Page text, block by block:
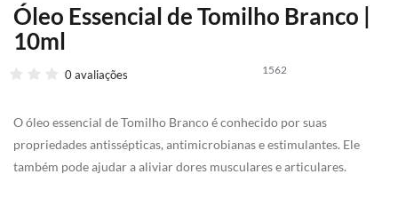
Óleo Essencial de Tomilho Branco |
10ml
1562
0 avaliações
O óleo essencial de Tomilho Branco é conhecido por suas
propriedades antissépticas, antimicrobianas e estimulantes. Ele
também pode ajudar a aliviar dores musculares e articulares.
Saltar
para
o
de